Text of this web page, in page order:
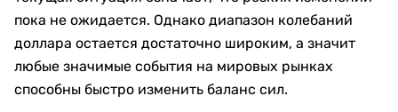
пока не ожидается. Однако диапазон колебаний
доллара остается достаточно широким, а значит
любые значимые события на мировых рынках
способны быстро изменить баланс сил.